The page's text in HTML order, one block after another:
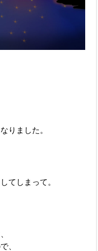
りました。
てしまって。
、